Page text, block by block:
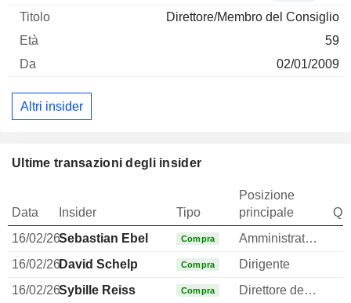
Direttore/Membro del Consiglio
59
02/01/2009
Altri insider
Ultime transazioni degli insider
Data Insider Tipo
Posizione
principale
16/02/26Sebastian Ebel Compra Amministratore delegato
16/02/26David Schelp Compra Dirigente
16/02/26Sybille Reiss Compra Direttore delle risorse umane